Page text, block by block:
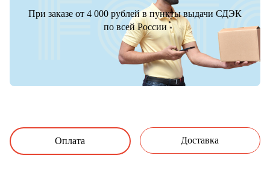
При заказе от 4 000 рублей в пункты выдачи СДЭК
по всей России
Оплата Доставка